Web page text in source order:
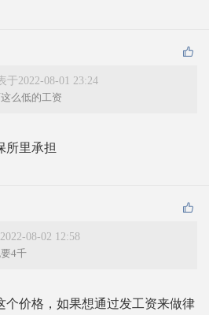
于2022-08-01 23:24
么低的工资
所里承担
08-02 12:58
4千
个价格，如果想通过发工资来做律